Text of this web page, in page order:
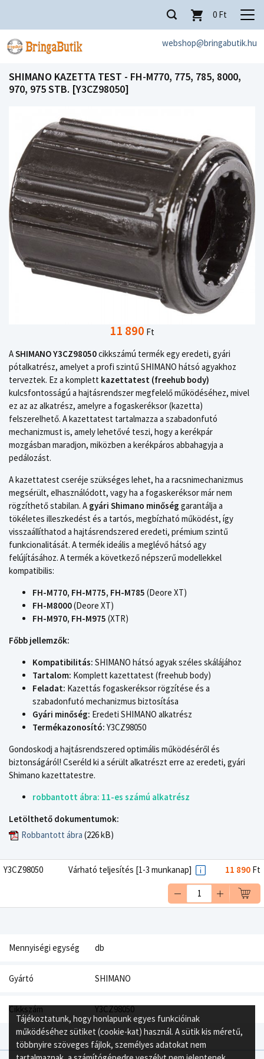
webshop@bringabutik.hu
0 Ft
SHIMANO KAZETTA TEST - FH-M770, 775, 785, 8000,
970, 975 STB. [Y3CZ98050]
11 890 Ft
ASHIMANO Y3CZ98050cikkszámú termék egy eredeti, gyári
pótalkatrész, amelyet a profi szintű SHIMANO hátsó agyakhoz
terveztek. Ez a komplett kazettatest (freehub body)
kulcsfontosságú a hajtásrendszer megfelelő működéséhez, mivel
ez az az alkatrész, amelyre a fogaskeréksor (kazetta)
felszerelhető. A kazettatest tartalmazza a szabadonfutó
mechanizmust is, amely lehetővé teszi, hogy a kerékpár
mozgásban maradjon, miközben a kerékpáros abbahagyja a
pedálozást.
A kazettatest cseréje szükséges lehet, ha a racsnimechanizmus
megsérült, elhasználódott, vagy ha a fogaskeréksor már nem
rögzíthető stabilan. A gyári Shimano minőség garantálja a
tökéletes illeszkedést és a tartós, megbízható működést, így
visszaállíthatod a hajtásrendszered eredeti, prémium szintű
funkcionalitását. A termék ideális a meglévő hátsó agy
felújításához. A termék a következő népszerű modellekkel
kompatibilis:
FH-M770, FH-M775, FH-M785 (Deore XT)
FH-M8000(Deore XT)
FH-M970, FH-M975 (XTR)
Főbb jellemzők:
Kompatibilitás: SHIMANO hátsó agyak széles skálájához
Tartalom: Komplett kazettatest (freehub body)
Feladat: Kazettás fogaskeréksor rögzítése és a
szabadonfutó mechanizmus biztosítása
Gyári minőség: Eredeti SHIMANO alkatrész
Termékazonosító: Y3CZ98050
Gondoskodj a hajtásrendszered optimális működéséről és
biztonságáról! Cseréld ki a sérült alkatrészt erre az eredeti, gyári
Shimano kazettatestre.
robbantott ábra: 11-es számú alkatrész
Letölthető dokumentumok:
Robbantott ábra (226 kB)
Y3CZ98050 Várható teljesítés [1-3 munkanap] 11 890 Ft
Mennyiségi egység db
Gyártó SHIMANO
Cikkszám
Y3CZ98050
Tájékoztatunk, hogy honlapunk egyes funkcióinak
működéséhez sütiket (cookie-kat) használ. A sütik kis méretű,
többnyire szöveges fájlok, személyes adatokat nem